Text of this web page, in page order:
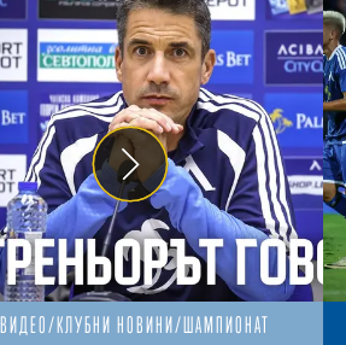
ВИДЕО/КЛУБНИ НОВИНИ/ШАМПИОНАТ